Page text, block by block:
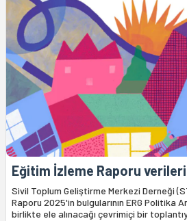
Eğitim İzleme Raporu
Sivil Toplum Geliştirme Merkezi Derneği
Raporu 2025'in bulgularının ERG Politika
birlikte ele alınacağı çevrimiçi bir